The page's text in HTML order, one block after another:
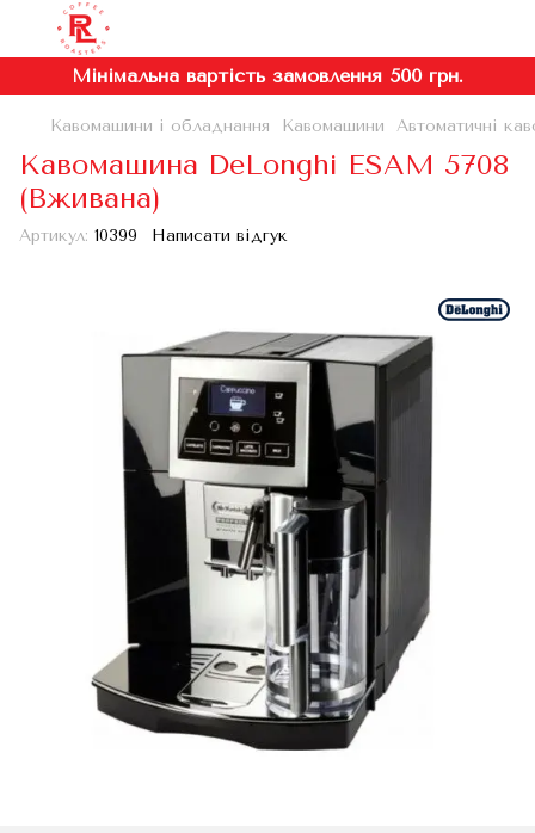
Мінімальна вартість замовлення 500 грн.
Кавомашини і обладнання Кавомашини Автоматичні
Кавомашина DeLonghi ESAM 5708
(Вживана)
Артикул: 10399 Написати відгук